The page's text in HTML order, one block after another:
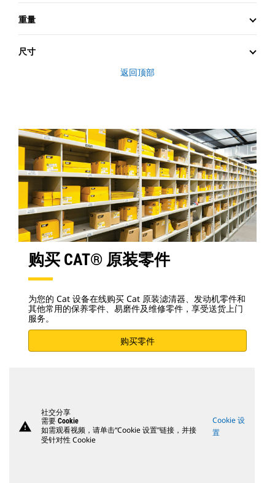
重量
尺寸
返回顶部
购买 CAT® 原装零件
为您的 Cat 设备在线购买 Cat 原装滤清器、发动机零件和
其他常用的保养零件、易磨件及维修零件，享受送货上门
服务。
购买零件
warning
社交分享
需要 Cookie
如需观看视频，请单击“Cookie 设置”链接，并接
受针对性 Cookie
Cookie 设
置